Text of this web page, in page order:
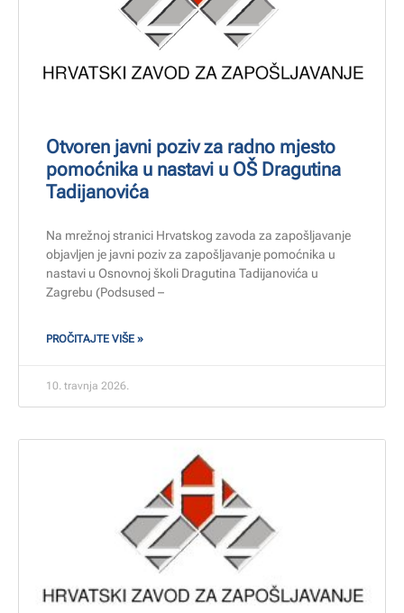
Otvoren javni poziv za radno mjesto
pomoćnika u nastavi u OŠ Dragutina
Tadijanovića
Na mrežnoj stranici Hrvatskog zavoda za zapošljavanje
objavljen je javni poziv za zapošljavanje pomoćnika u
nastavi u Osnovnoj školi Dragutina Tadijanovića u
Zagrebu (Podsused –
PROČITAJTE VIŠE »
10. travnja 2026.